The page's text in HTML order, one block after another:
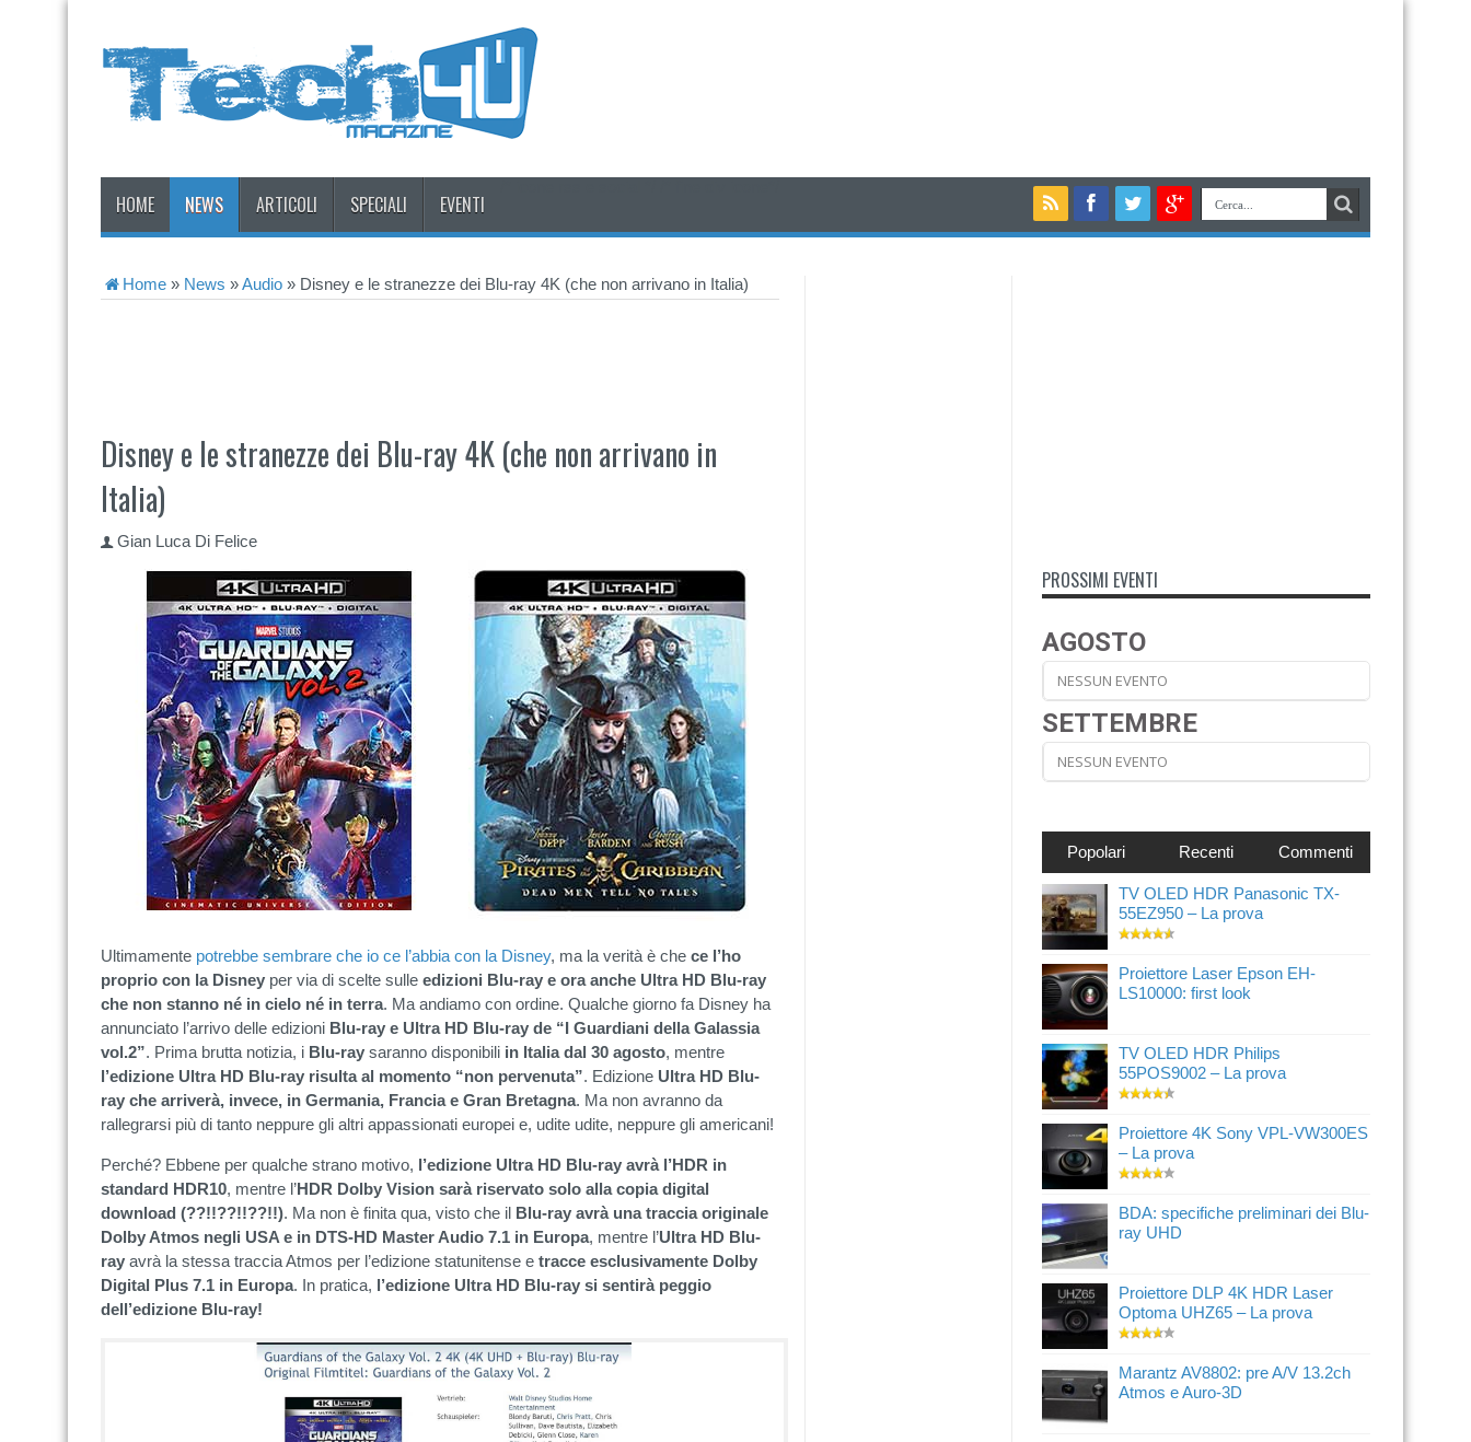
HOME NEWS ARTICOLI SPECIALI EVENTI
Home » News »Audio » Disney e le stranezze dei Blu-ray 4K (che non arrivano in Italia)
Disney e le stranezze dei Blu-ray 4K (che non arrivano in
Italia)
Gian Luca Di Felice
Ultimamente potrebbe sembrare che io ce l’abbia con la Disney, ma la verità è che ce l’ho
proprio con la Disney per via di scelte sulle edizioni Blu-ray e ora anche Ultra HD Blu-ray
che non stanno né in cielo né in terra. Ma andiamo con ordine. Qualche giorno fa Disney ha
annunciato l’arrivo delle edizioni Blu-ray e Ultra HD Blu-ray de “I Guardiani della Galassia
vol.2”. Prima brutta notizia, i Blu-ray saranno disponibili in Italia dal 30 agosto, mentre
l’edizione Ultra HD Blu-ray risulta al momento “non pervenuta”. Edizione Ultra HD Blu-
ray che arriverà, invece, in Germania, Francia e Gran Bretagna. Ma non avranno da
rallegrarsi più di tanto neppure gli altri appassionati europei e, udite udite, neppure gli americani!
Perché? Ebbene per qualche strano motivo, l’edizione Ultra HD Blu-ray avrà l’HDR in
standard HDR10, mentre l’HDR Dolby Vision sarà riservato solo alla copia digital
download (??!!??!!??!!). Ma non è finita qua, visto che il Blu-ray avrà una traccia originale
Dolby Atmos negli USA e in DTS-HD Master Audio 7.1 in Europa, mentre l’Ultra HD Blu-
ray avrà la stessa traccia Atmos per l’edizione statunitense e tracce esclusivamente Dolby
Digital Plus 7.1 in Europa. In pratica, l’edizione Ultra HD Blu-ray si sentirà peggio
dell’edizione Blu-ray!
PROSSIMI EVENTI
AGOSTO
NESSUN EVENTO
SETTEMBRE
NESSUN EVENTO
Popolari Recenti Commenti
TV OLED HDR Panasonic TX-
55EZ950 – La prova
Proiettore Laser Epson EH-
LS10000: first look
TV OLED HDR Philips
55POS9002 – La prova
Proiettore 4K Sony VPL-VW300ES
– La prova
BDA: specifiche preliminari dei Blu-
ray UHD
Proiettore DLP 4K HDR Laser
Optoma UHZ65 – La prova
Marantz AV8802: pre A/V 13.2ch
Atmos e Auro-3D